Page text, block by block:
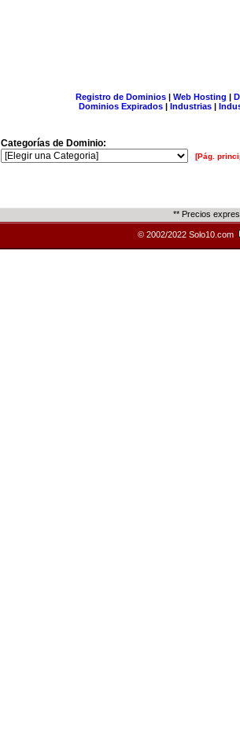
Registro de Dominios| Web Hosting |
Dominios Expirados | Industrias |
Categorías de Dominio:
[Pág.
** Precios
© 2002/2022 Solo10.com